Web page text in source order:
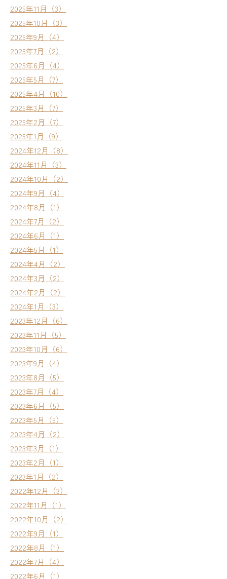
2025年11月（3）
2025年10月（3）
2025年9月（4）
2025年7月（2）
2025年6月（4）
2025年5月（7）
2025年4月（10）
2025年3月（7）
2025年2月（7）
2025年1月（9）
2024年12月（8）
2024年11月（3）
2024年10月（2）
2024年9月（4）
2024年8月（1）
2024年7月（2）
2024年6月（1）
2024年5月（1）
2024年4月（2）
2024年3月（2）
2024年2月（2）
2024年1月（3）
2023年12月（6）
2023年11月（5）
2023年10月（6）
2023年9月（4）
2023年8月（5）
2023年7月（4）
2023年6月（5）
2023年5月（5）
2023年4月（2）
2023年3月（1）
2023年2月（1）
2023年1月（2）
2022年12月（3）
2022年11月（1）
2022年10月（2）
2022年9月（1）
2022年8月（1）
2022年7月（4）
2022年6月（1）